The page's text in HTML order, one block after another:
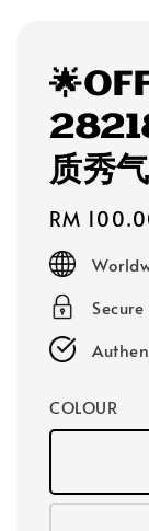
质秀
Regular
price
RM
COLOUR